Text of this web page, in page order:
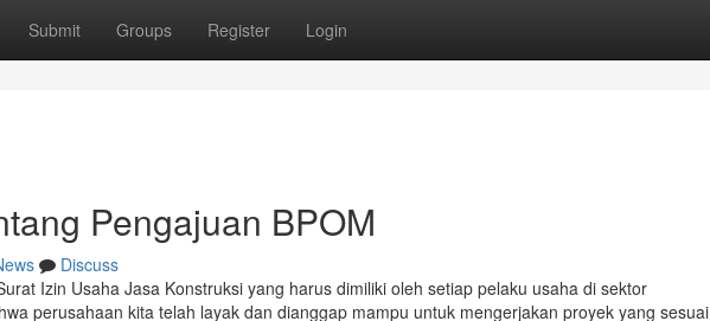
Submit Groups Register Login
Pengajuan BPOM
Discuss
Izin Usaha Jasa Konstruksi yang harus dimiliki oleh setiap pelaku usaha di sektor
perusahaan kita telah layak dan dianggap mampu untuk mengerjakan proyek yang sesuai